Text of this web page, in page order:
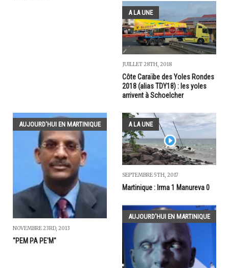
A LA UNE
JUILLET 28TH, 2018
Côte Caraïbe des Yoles Rondes
2018 (alias TDY18) : les yoles
arrivent à Schoelcher
AUJOURD'HUI EN MARTINIQUE
NOVEMBRE 23RD, 2013
"PEM PA PE'M"
A LA UNE
SEPTEMBRE 5TH, 2017
Martinique : Irma 1 Manureva 0
AUJOURD'HUI EN MARTINIQUE